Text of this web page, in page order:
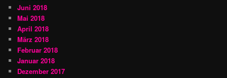
Juni 2018
Mai 2018
April 2018
März 2018
Februar 2018
Januar 2018
Dezember 2017